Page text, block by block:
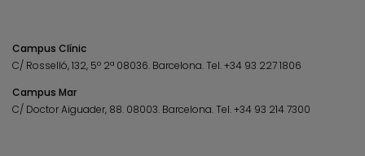
Campus Clínic
C/ Rosselló, 132, 5º 2ª 08036. Barcelona.Tel.+34 93 227 1806
Campus Mar
C/ Doctor Aiguader, 88. 08003. Barcelona.Tel.+34 93 214 7300